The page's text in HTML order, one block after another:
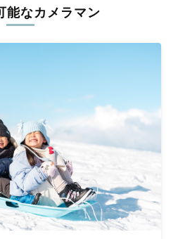
に合格し、撮影技術やホスピタリテ
マンが全国47都道府県に在籍してい
美しく仕上げます
写真の明るさや色合いを丁寧に調
も、おしゃれで洗練された仕上がり
ってほしかった！」と思える一枚に
ラフの撮影事例
能なカメラマン